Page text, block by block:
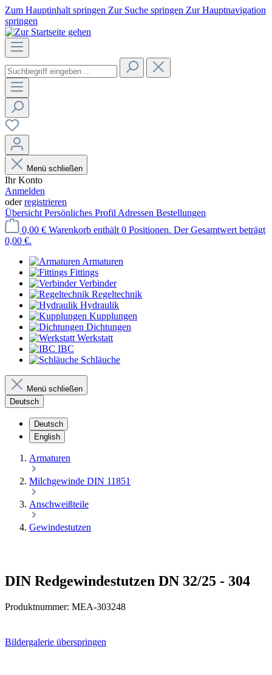
Zum Hauptinhalt springen Zur Suche springen Zur Hauptnavigation
springen
Menü schließen
Ihr Konto
Anmelden
oderregistrieren
Übersicht Persönliches Profil Adressen Bestellungen
0,00 € Warenkorb enthält 0 Positionen. Der Gesamtwert beträgt
0,00 €.
Armaturen
Fittings
Verbinder
Regeltechnik
Hydraulik
Kupplungen
Dichtungen
Werkstatt
IBC
Schläuche
Menü schließen
Deutsch
Deutsch
English
Armaturen
Milchgewinde DIN 11851
Anschweißteile
Gewindestutzen
DIN Redgewindestutzen DN 32/25 - 304
Produktnummer: MEA-303248
Bildergalerie überspringen